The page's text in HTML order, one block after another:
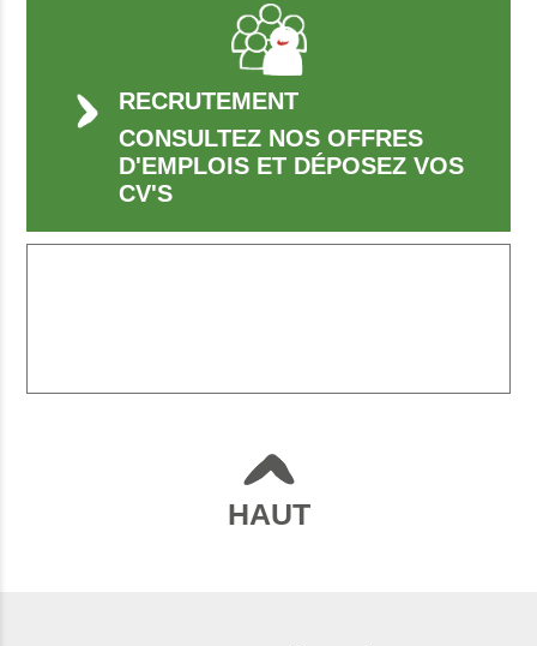
RECRUTEMENT
CONSULTEZ NOS OFFRES
D'EMPLOIS ET DÉPOSEZ VOS
CV'S
HAUT